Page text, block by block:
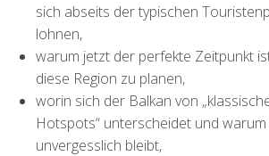
sich abseits der typischen
lohnen,
warum jetzt der perfekte Zeitpunkt
diese Region zu planen,
worin sich der Balkan von
Hotspots“ unterscheidet und
unvergesslich bleibt,